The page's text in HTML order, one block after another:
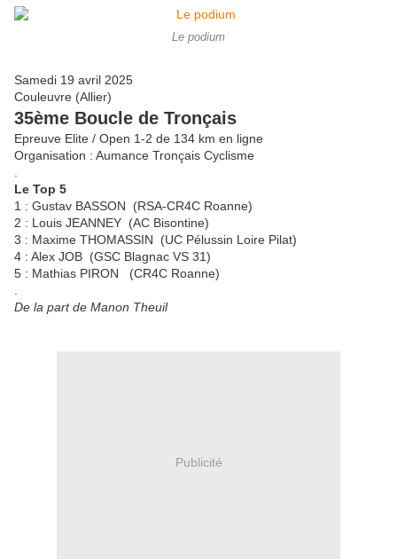
Le podium
Samedi 19 avril 2025
Couleuvre (Allier)
35ème Boucle de Tronçais
Epreuve Elite / Open 1-2 de 134 km en ligne
Organisation : Aumance Tronçais Cyclisme
Le Top 5
1 : Gustav BASSON (RSA-CR4C Roanne)
2 : Louis JEANNEY (AC Bisontine)
3 : Maxime THOMASSIN (UC Pélussin Loire Pilat)
4 : Alex JOB (GSC Blagnac VS 31)
5 : Mathias PIRON (CR4C Roanne)
De la part de Manon Theuil
Publicité